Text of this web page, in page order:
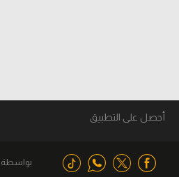
أحصل على التطبيق
بواسطة